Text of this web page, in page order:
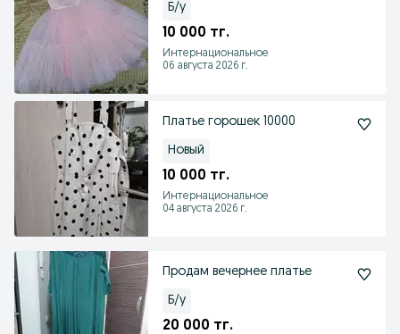
Б/у
10 000 тг.
Интернациональное
06 августа 2026 г.
Платье горошек 10000
Новый
10 000 тг.
Интернациональное
04 августа 2026 г.
Продам вечернее платье
Б/у
20 000 тг.